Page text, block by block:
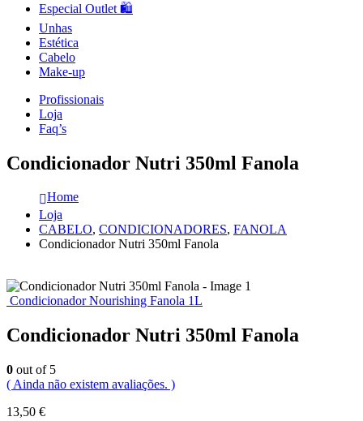
Especial Outlet 🛍️
Unhas
Estética
Cabelo
Make-up
Profissionais
Loja
Faq’s
Condicionador Nutri 350ml Fanola
Home
Loja
CABELO, CONDICIONADORES, FANOLA
Condicionador Nutri 350ml Fanola
Condicionador Nourishing Fanola 1L
Condicionador Nutri 350ml Fanola
0 out of 5
( Ainda não existem avaliações. )
13,50 €